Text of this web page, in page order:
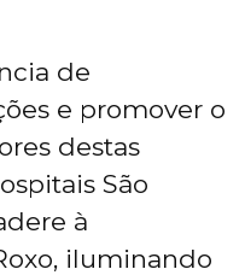
de
e promover o
destas
São
à
iluminando